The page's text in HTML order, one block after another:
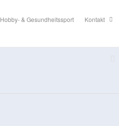
Hobby- & Gesundheitssport Kontakt